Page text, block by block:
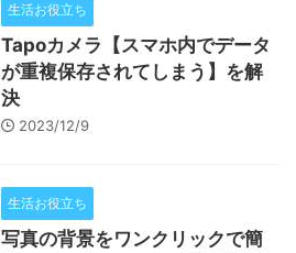
生活お役立ち
Tapoカメラ【スマホ内でデータ
が重複保存されてしまう】を解
決
2023/12/9
生活お役立ち
写真の背景をワンクリックで簡